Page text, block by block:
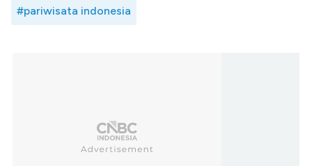
#pariwisata indonesia